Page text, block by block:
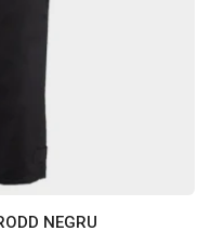
NEGRU